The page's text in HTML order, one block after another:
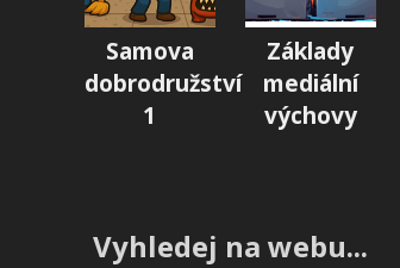
Samova
dobrodružství
1
Základy
mediální
výchovy
Vyhledej na webu...